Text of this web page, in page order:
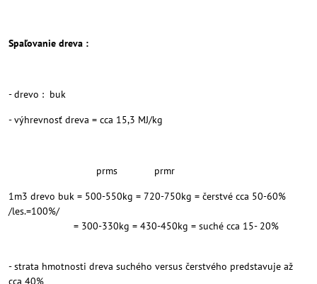
Spaľovanie dreva :
- drevo : buk
- výhrevnosť dreva = cca 15,3 MJ/kg
prms prmr
1m3 drevo buk = 500-550kg = 720-750kg = čerstvé cca 50-60%
/les.=100%/
= 300-330kg = 430-450kg = suché cca 15- 20%
- strata hmotnosti dreva suchého versus čerstvého predstavuje až
cca 40%